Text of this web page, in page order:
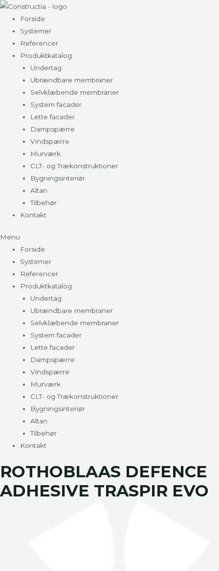
Gå
indholdet
Forside
Systemer
Referencer
Produktkatalog
Undertag
Ubrændbare membraner
Selvklæbende membraner
System facader
Lette facader
Dampspærre
Vindspærre
Murværk
CLT- og Trækonstruktioner
Bygningsinteriør
Altan
Tilbehør
Kontakt
Menu
Forside
Systemer
Referencer
Produktkatalog
Undertag
Ubrændbare membraner
Selvklæbende membraner
System facader
Lette facader
Dampspærre
Vindspærre
Murværk
CLT- og Trækonstruktioner
Bygningsinteriør
Altan
Tilbehør
Kontakt
ROTHOBLAAS DEFENCE
ADHESIVE TRASPIR EVO